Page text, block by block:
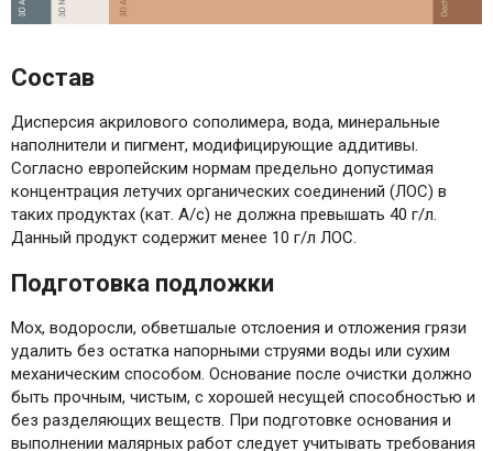
Состав
Дисперсия акрилового сополимера, вода, минеральные
наполнители и пигмент, модифицирующие аддитивы.
Согласно европейским нормам предельно допустимая
концентрация летучих органических соединений (ЛОС) в
таких продуктах (кат. А/c) не должна превышать 40 г/л.
Данный продукт содержит менее 10 г/л ЛОС.
Подготовка подложки
Мох, водоросли, обветшалые отслоения и отложения грязи
удалить без остатка напорными струями воды или сухим
механическим способом. Основание после очистки должно
быть прочным, чистым, с хорошей несущей способностью и
без разделяющих веществ. При подготовке основания и
выполнении малярных работ следует учитывать требования